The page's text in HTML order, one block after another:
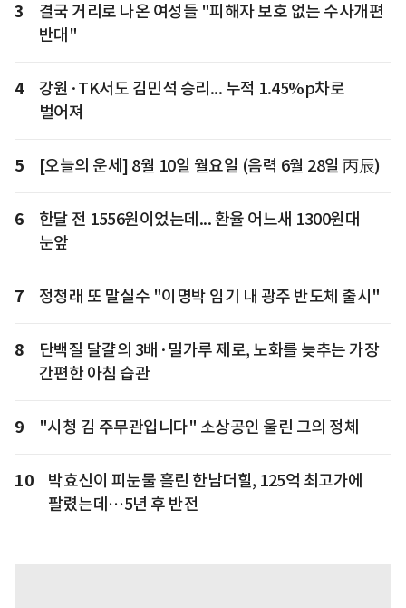
3
결국 거리로 나온 여성들 "피해자 보호 없는 수사개편
반대"
4
강원·TK서도 김민석 승리... 누적 1.45%p차로
벌어져
5 [오늘의 운세] 8월 10일 월요일 (음력 6월 28일 丙辰)
6
한달 전 1556원이었는데... 환율 어느새 1300원대
눈앞
7 정청래 또 말실수 "이명박 임기 내 광주 반도체 출시"
8
단백질 달걀의 3배·밀가루 제로, 노화를 늦추는 가장
간편한 아침 습관
9 "시청 김 주무관입니다" 소상공인 울린 그의 정체
10
박효신이 피눈물 흘린 한남더힐, 125억 최고가에
팔렸는데…5년 후 반전